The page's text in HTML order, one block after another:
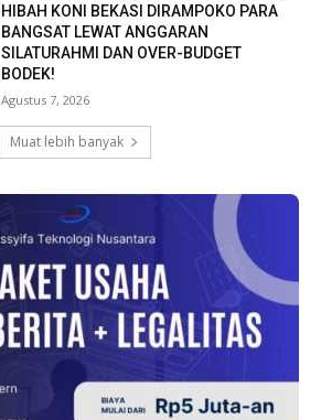
HIBAH KONI BEKASI DIRAMPOKO PARA
BANGSAT LEWAT ANGGARAN
SILATURAHMI DAN OVER-BUDGET
BODEK!
Agustus 7, 2026
Muat lebih banyak